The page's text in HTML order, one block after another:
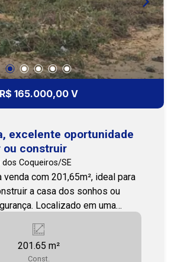
R$ 165.000,00 V
excelente oportunidade
ou construir
dos Coqueiros/SE
com 201,65m², ideal para
a casa dos sonhos ou
Localizado em uma
valorização, o terreno
topografia favorável e
Perfeito para
201.65 m²
Const.